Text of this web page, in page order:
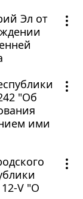
Эл от
"Об
ими
V "О